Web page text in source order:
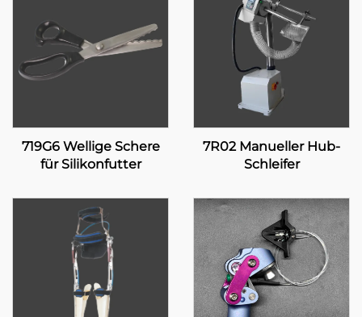
719G6 Wellige Schere
für Silikonfutter
7R02 Manueller Hub-
Schleifer